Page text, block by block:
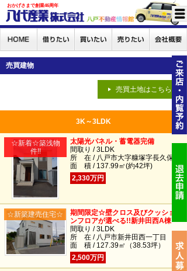
おかげさまで創業46周年
売買建物
売買土地はこちら
3K～3LDK
☆新着☆築浅物
件!!
太陽光パネル・蓄電器完備
間取り / 3LDK
所 在 / 八戸市大字糠塚字長久保
面 積 / 137.99㎡(約42坪)
2,330万円
☆新築建売住宅☆
期間限定☆壁クロス及びクッショ
ンフロアが選べる!!新井田西A棟
間取り / 3LDK
所 在 / 八戸市新井田西一丁目
面 積 / 127.39㎡（38.53坪）
2,500万円